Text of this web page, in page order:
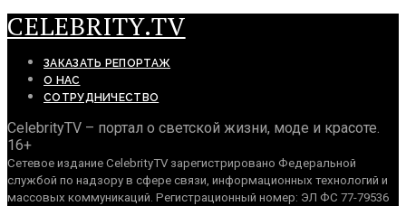
CELEBRITY.TV
ЗАКАЗАТЬ РЕПОРТАЖ
О НАС
СОТРУДНИЧЕСТВО
CelebrityTV – портал о светской жизни, моде и красоте.
16+
Сетевое издание CelebrityTV зарегистрировано Федеральной
службой по надзору в сфере связи, информационных технологий и
массовых коммуникаций. Регистрационный номер: ЭЛ ФС 77-79536